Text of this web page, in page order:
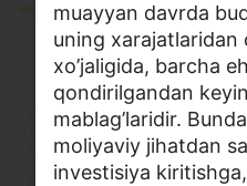
Moliyaviy savodxonlik
Video
Loyihalar
A B D
muayyan davrda
uning xarajatlaridan
xo’jaligida, barcha
qondirilgandan
mablag’laridir.
moliyaviy jihatdan
investisiya